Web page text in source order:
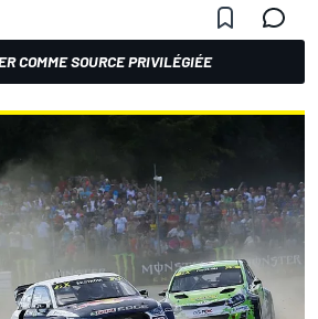
COMME SOURCE PRIVILÉGIÉE